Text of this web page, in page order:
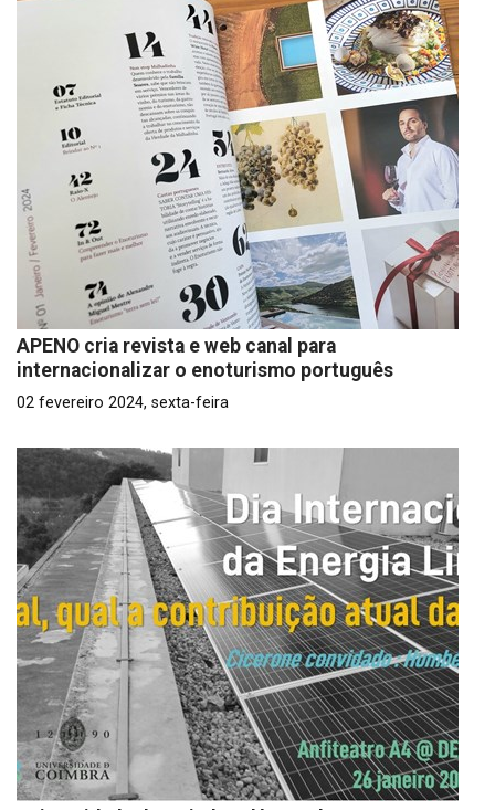
APENO cria revista e web canal para
internacionalizar o enoturismo português
02 fevereiro 2024, sexta-feira